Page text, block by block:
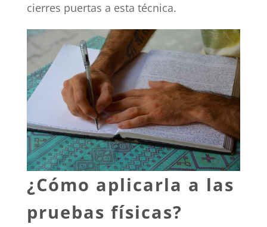
cierres puertas a esta técnica.
¿Cómo aplicarla a las
pruebas físicas?